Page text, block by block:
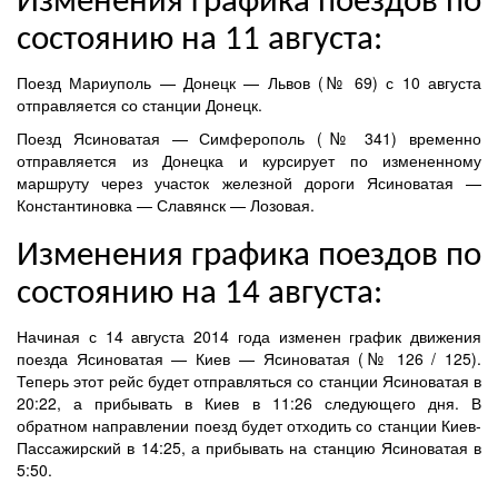
состоянию на 11 августа:
Поезд Мариуполь —Донецк — Львов( № 69)с 10 августа
отправляется со станции Донецк.
Поезд Ясиноватая — Симферополь ( № 341) временно
отправляется
из Донецка и курсируетпо измененному
маршруту через участок железной дороги Ясиноватая —
Константиновка — Славянск — Лозовая.
Изменения графика поездов по
состоянию на 14 августа:
Начиная с 14 августа 2014 года изменен график движения
поезда Ясиноватая — Киев — Ясиноватая (№ 126 / 125).
Теперь этот рейс будет отправляться со станции Ясиноватая в
20:22, а прибывать в Киев в 11:26 следующего дня. В
обратном направлении поезд будет отходить со станции Киев-
Пассажирский в 14:25, а прибывать на станцию Ясиноватая в
5:50.